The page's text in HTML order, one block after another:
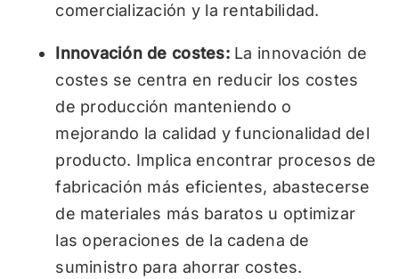
comercialización y la rentabilidad.
Innovación de costes:La innovación de
costes se centra en reducir los costes
de producción manteniendo o
mejorando la calidad y funcionalidad del
producto. Implica encontrar procesos de
fabricación más eficientes, abastecerse
de materiales más baratos u optimizar
las operaciones de la cadena de
suministro para ahorrar costes.